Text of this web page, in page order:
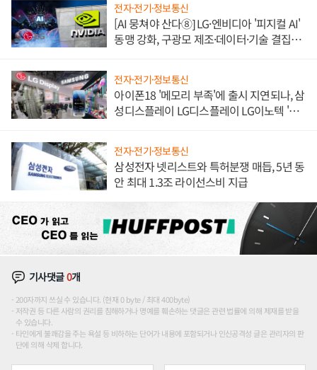
전자·전기·정보통신
[AI 뭉쳐야 산다⑧] LG·엔비디아 '피지컬 AI'
동맹 강화, 구광모 제조·데이터·기술 결집
전자·전기·정보통신
아이폰18 '메모리 부족'에 출시 지연되나, 삼
성디스플레이 LG디스플레이 LG이노텍 '탈
전자·전기·정보통신
삼성전자 넷리스트와 특허분쟁 매듭, 5년 동
안 최대 1.3조 라이선스비 지급
기사댓글0개
200자까지 쓰실 수 있습니다. (현재 0 byte / 최대 400byte)
저작권 등 다른 사람의 권리를 침해하거나 명예를 훼손하는 댓글은 관련 법률에 의해 제재를 받을
수 있습니다.
타인에게 불쾌감을 주는 욕설 등 비하하는 단어가 내용에 포함되거나 인신공격성 글은 관리자의 판
단에 의해 삭제 합니다.